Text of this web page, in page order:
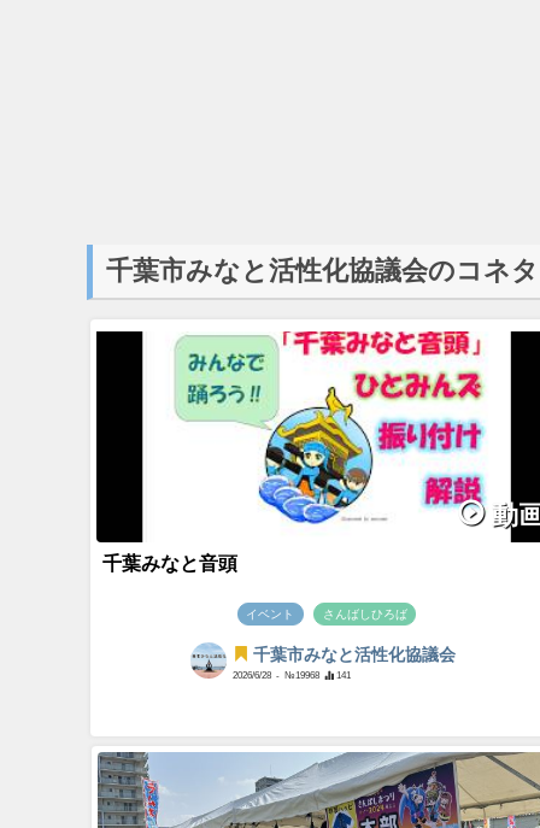
千葉市みなと活性化協議会のコネタ
動
千葉みなと音頭
イベント さんばしひろば
千葉市みなと活性化協議会
2026/6/28 - №19968 141